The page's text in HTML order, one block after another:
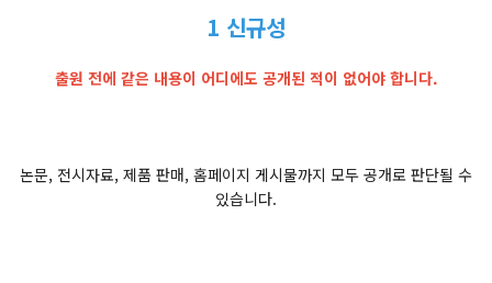
1 신규성
출원 전에 같은 내용이 어디에도 공개된 적이 없어야 합니다.
논문, 전시자료, 제품 판매, 홈페이지 게시물까지 모두 공개로 판단될 수
있습니다.